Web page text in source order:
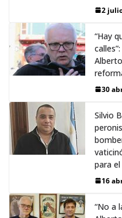
2
“Hay
30
Silvio
para
16
“No a